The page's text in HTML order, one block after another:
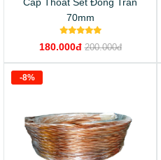
70mm
180.000đ 200.000đ
-8%